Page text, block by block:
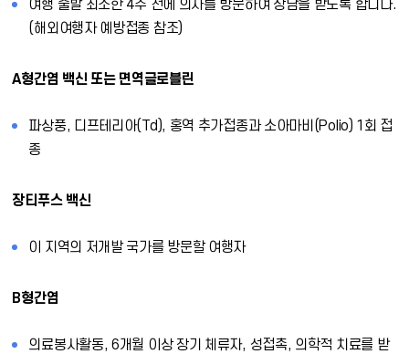
여행 출발 최소한 4주 전에 의사를 방문하여 상담을 받도록 합니다.
(해외여행자 예방접종 참조)
A형간염 백신 또는 면역글로블린
파상풍, 디프테리아(Td), 홍역 추가접종과 소아마비(Polio) 1회 접
종
장티푸스 백신
이 지역의 저개발 국가를 방문할 여행자
B형간염
의료봉사활동, 6개월 이상 장기 체류자, 성접촉, 의학적 치료를 받